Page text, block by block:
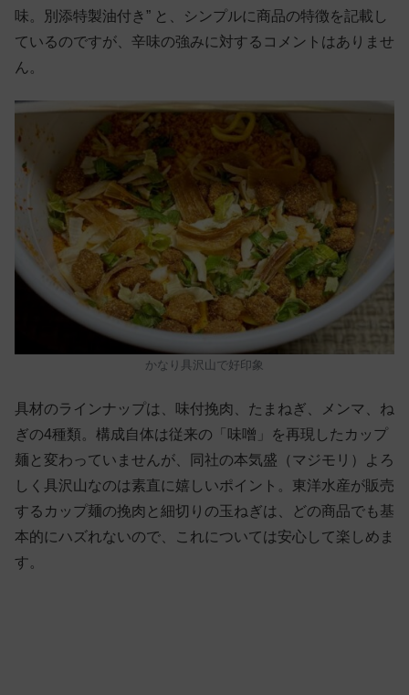
味。別添特製油付き” と、シンプルに商品の特徴を記載し
ているのですが、辛味の強みに対するコメントはありませ
ん。
かなり具沢山で好印象
具材のラインナップは、味付挽肉、たまねぎ、メンマ、ね
ぎの4種類。構成自体は従来の「味噌」を再現したカップ
麺と変わっていませんが、同社の本気盛（マジモリ）よろ
しく具沢山なのは素直に嬉しいポイント。東洋水産が販売
するカップ麺の挽肉と細切りの玉ねぎは、どの商品でも基
本的にハズれないので、これについては安心して楽しめま
す。